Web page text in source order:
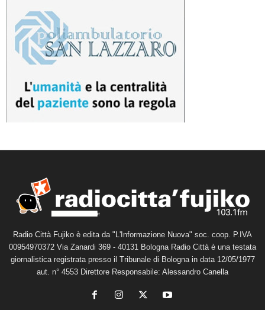
Radio Città Fujiko è edita da "L'Informazione Nuova" soc. coop. P.IVA
00954970372 Via Zanardi 369 - 40131 Bologna Radio Città è una testata
giornalistica registrata presso il Tribunale di Bologna in data 12/05/1977
aut. n° 4553 Direttore Responsabile: Alessandro Canella